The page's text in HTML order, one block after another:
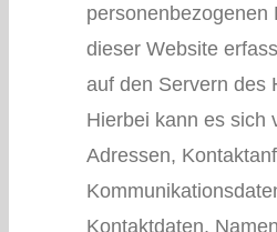
personenbezogenen
dieser Website
auf den Servern des
Hierbei kann es sich
Adressen,
Kontaktdaten,